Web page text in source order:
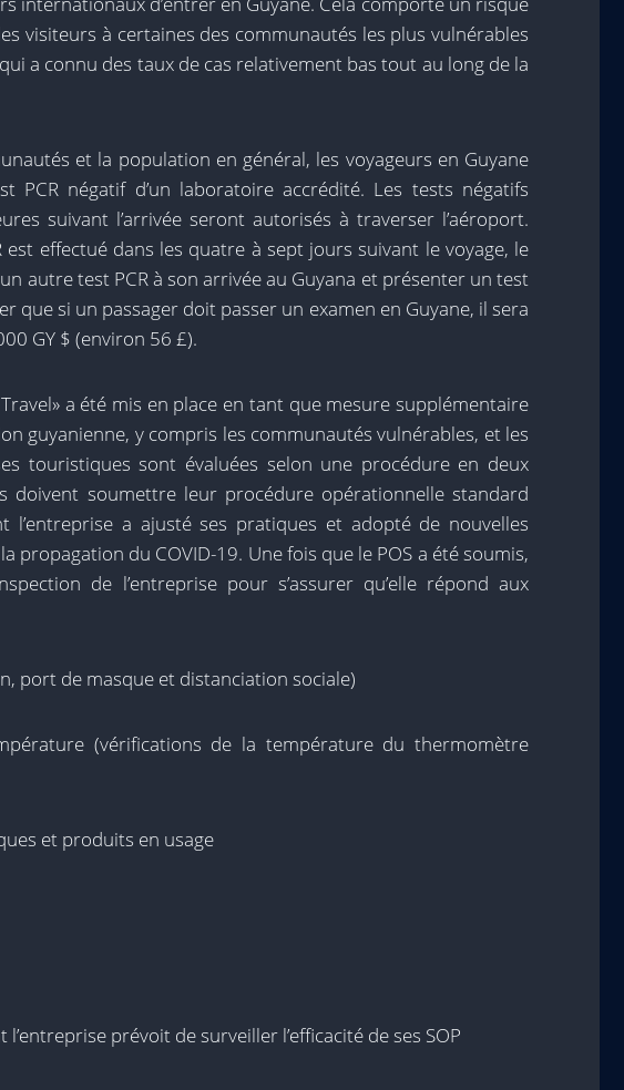
visiteurs à certaines des communautés les plus vulnérables
a connu des taux de cas relativement bas tout au long de la
et la population en général, les voyageurs en Guyane
PCR négatif d’un laboratoire accrédité. Les tests négatifs
suivant l’arrivée seront autorisés à traverser l’aéroport.
est effectué dans les quatre à sept jours suivant le voyage, le
autre test PCR à son arrivée au Guyana et présenter un test
que si un passager doit passer un examen en Guyane, il sera
GY $ (environ 56 £).
a été mis en place en tant que mesure supplémentaire
guyanienne, y compris les communautés vulnérables, et les
touristiques sont évaluées selon une procédure en deux
doivent soumettre leur procédure opérationnelle standard
l’entreprise a ajusté ses pratiques et adopté de nouvelles
propagation du COVID-19. Une fois que le POS a été soumis,
de l’entreprise pour s’assurer qu’elle répond aux
port de masque et distanciation sociale)
(vérifications de la température du thermomètre
et produits en usage
prévoit de surveiller l’efficacité de ses SOP